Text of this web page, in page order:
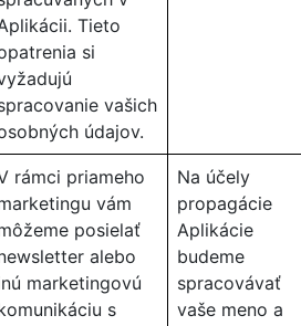
Tieto
si
vašich
údajov.
rámci priameho
vám
posielať
alebo
marketingovú
s
Na účely
propagácie
Aplikácie
budeme
spracovávať
vaše meno a